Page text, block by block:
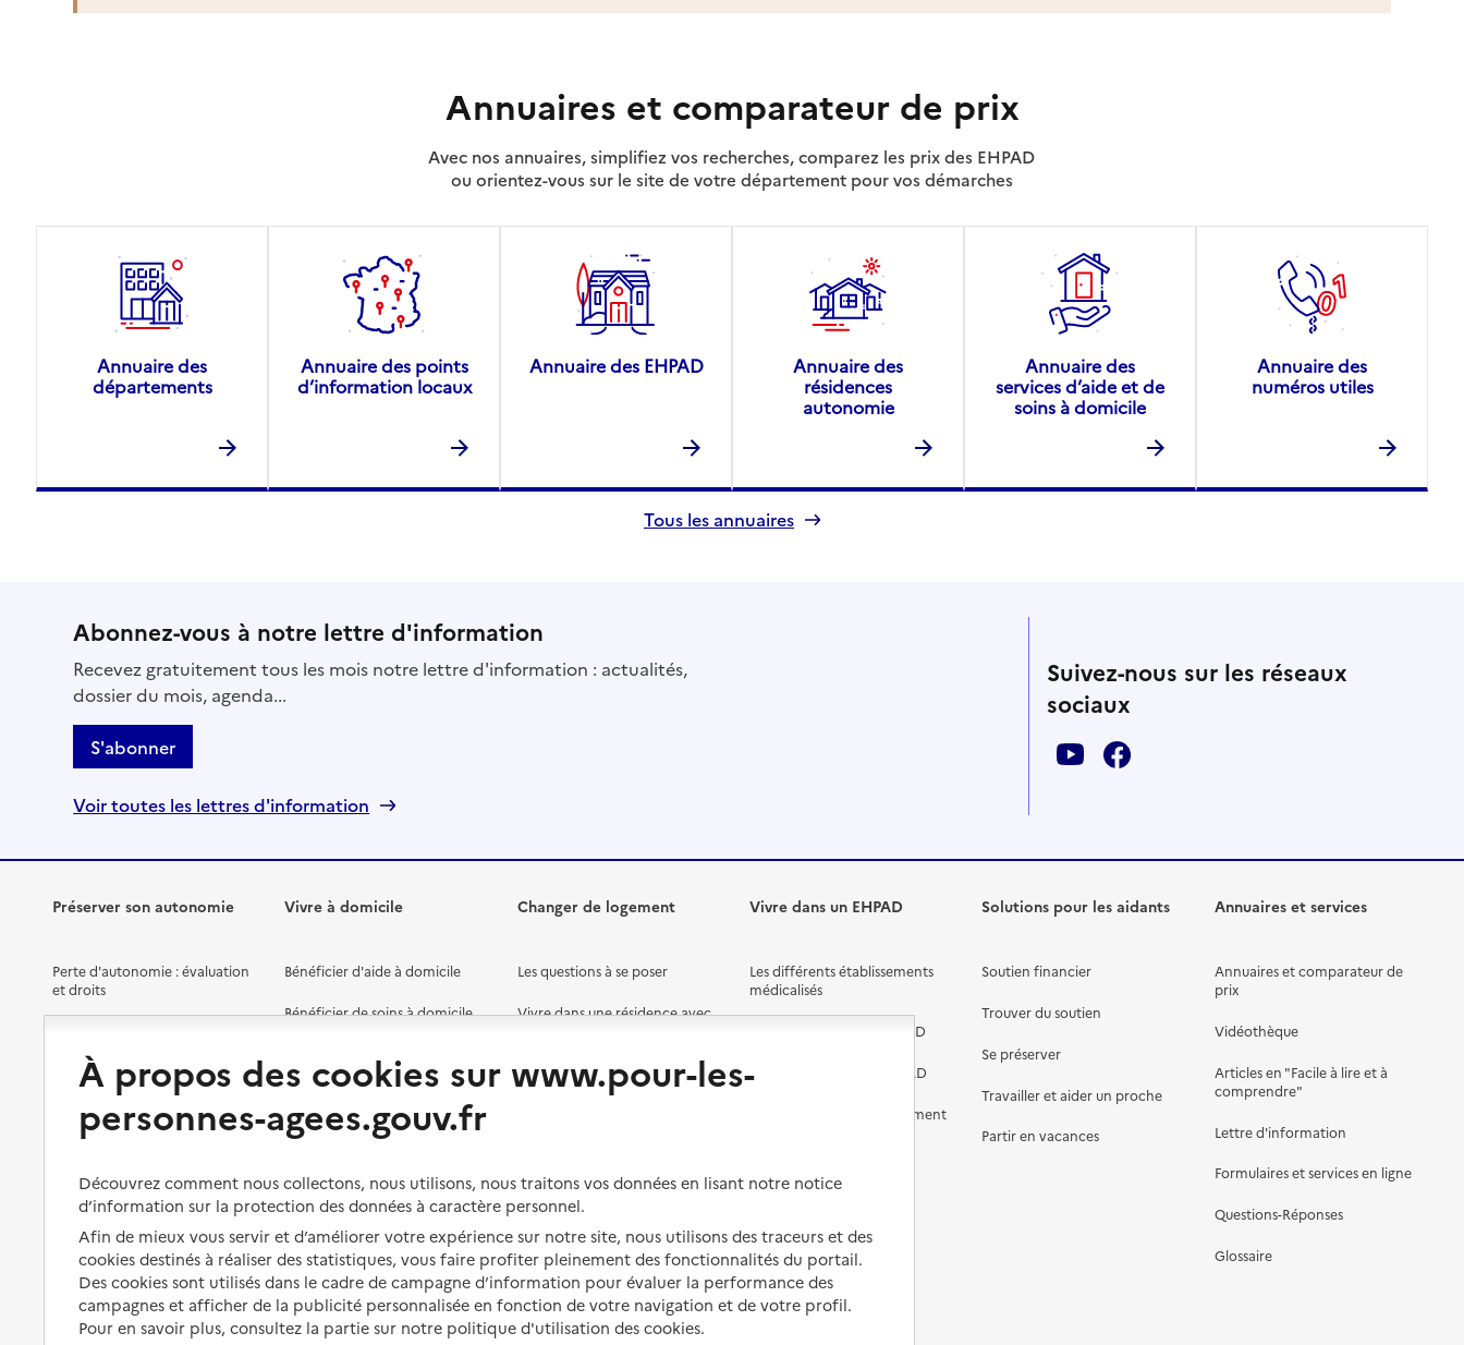
Annuaires et comparateur de prix
Avec nos annuaires, simplifiez vos recherches, comparez les prix des EHPAD
ou orientez-vous sur le site de votre département pour vos démarches
Annuaire des
départements
Annuaire des points
d’information locaux
Annuaire des EHPAD
Annuaire des
résidences
autonomie
Annuaire des
services d’aide et de
soins à domicile
Annuaire des
numéros utiles
Tous les annuaires
Abonnez-vous à notre lettre d'information
Recevez gratuitement tous les mois notre lettre d'information : actualités,
dossier du mois, agenda...
S'abonner
Voir toutes les lettres d'information
Suivez-nous sur les réseaux
sociaux
Préserver son autonomie
Perte d'autonomie : évaluation
et droits
Préserver son autonomie et sa
santé
Les mesures de protection
Les obligations de la famille
À qui s’adresser ?
Les politiques du grand âge
Vivre à domicile
Bénéficier d'aide à domicile
Bénéficier de soins à domicile
Partager son logement
Vivre à domicile avec une
maladie ou un handicap
Être hospitalisé
Fin de vie à domicile
Changer de logement
Les questions à se poser
Vivre dans une résidence avec
Vivre chez un proche
Vivre dans un EHPAD
Les différents établissements
médicalisés
Préparer l'entrée en EHPAD
Aides financières en EHPAD
Prévention, accompagnement
EHPAD
Droits en EHPAD
Fin de vie en EHPAD
Solutions pour les aidants
Soutien financier
Trouver du soutien
Se préserver
Travailler et aider un proche
Partir en vacances
Annuaires et services
Annuaires et comparateur de
prix
Vidéothèque
Articles en "Facile à lire et à
comprendre"
Lettre d'information
Formulaires et services en ligne
Questions-Réponses
Glossaire
À propos des cookies sur www.pour-les-
personnes-agees.gouv.fr
Découvrez comment nous collectons, nous utilisons, nous traitons vos données en lisant notre notice
d’information sur la protection des données à caractère personnel.
Afin de mieux vous servir et d’améliorer votre expérience sur notre site, nous utilisons des traceurs et des
cookies destinés à réaliser des statistiques, vous faire profiter pleinement des fonctionnalités du portail.
Des cookies sont utilisés dans le cadre de campagne d’information pour évaluer la performance des
campagnes et afficher de la publicité personnalisée en fonction de votre navigation et de votre profil.
Pour en savoir plus, consultez la partie sur notre politique d'utilisation des cookies.